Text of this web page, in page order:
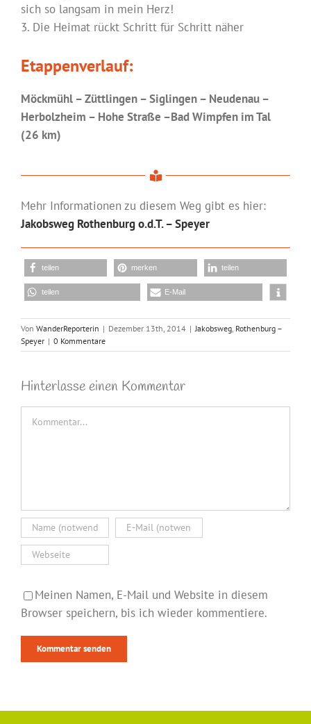
sich so langsam in mein Herz!
3. Die Heimat rückt Schritt für Schritt näher
Etappenverlauf:
Möckmühl – Züttlingen – Siglingen – Neudenau –
Herbolzheim – Hohe Straße –Bad Wimpfen im Tal
(26 km)
Mehr Informationen zu diesem Weg gibt es hier:
Jakobsweg Rothenburg o.d.T. – Speyer
teilen merken teilen
teilen E-Mail
Von WanderReporterin | Dezember 13th, 2014 | Jakobsweg, Rothenburg –
Speyer | 0 Kommentare
Hinterlasse einen Kommentar
Kommentar
Meinen Namen, E-Mail und Website in diesem
Browser speichern, bis ich wieder kommentiere.